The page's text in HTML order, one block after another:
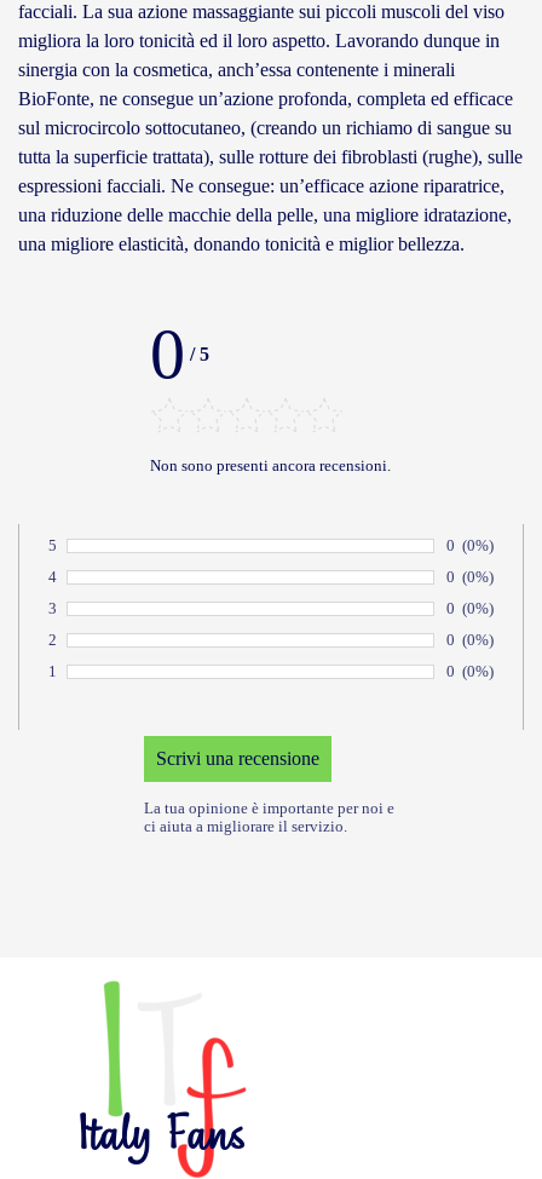
facciali. La sua azione massaggiante sui piccoli muscoli del viso
migliora la loro tonicità ed il loro aspetto. Lavorando dunque in
sinergia con la cosmetica, anch’essa contenente i minerali
BioFonte, ne consegue un’azione profonda, completa ed efficace
sul microcircolo sottocutaneo, (creando un richiamo di sangue su
tutta la superficie trattata), sulle rotture dei fibroblasti (rughe), sulle
espressioni facciali. Ne consegue: un’efficace azione riparatrice,
una riduzione delle macchie della pelle, una migliore idratazione,
una migliore elasticità, donando tonicità e miglior bellezza.
0 /5
Non sono presenti ancora recensioni.
5 Numero di
0 (0%)
4 Numero di
0 (0%)
3 Numero di
0 (0%)
2 Numero di
0 (0%)
1 Numero di
0 (0%)
La tua opinione è importante per noi e
ci aiuta a migliorare il servizio.
Italy Fans